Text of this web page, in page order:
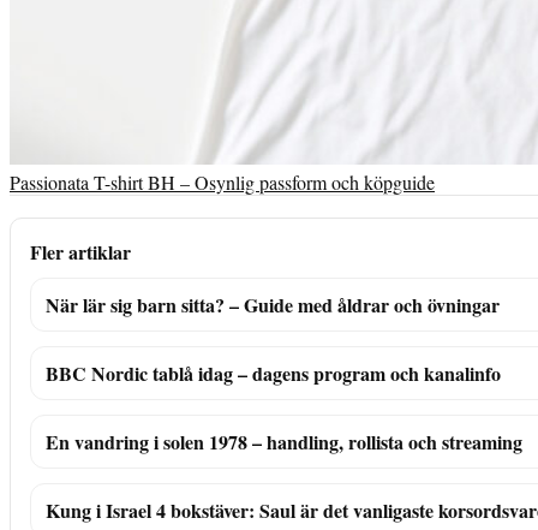
Passionata T-shirt BH – Osynlig passform och köpguide
Fler artiklar
När lär sig barn sitta? – Guide med åldrar och övningar
BBC Nordic tablå idag – dagens program och kanalinfo
En vandring i solen 1978 – handling, rollista och streaming
Kung i Israel 4 bokstäver: Saul är det vanligaste